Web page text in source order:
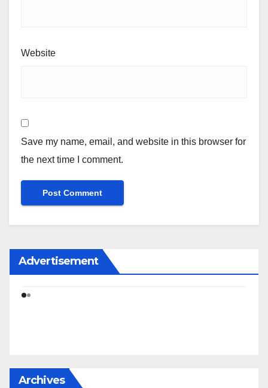
Website
Save my name, email, and website in this browser for
the next time I comment.
Advertisement
Archives